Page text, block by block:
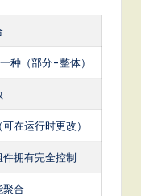
种（部分-整体）
在运行时更改）
件拥有完全控制
聚合